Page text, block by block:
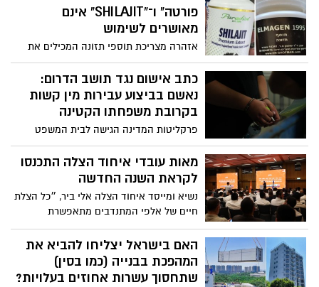
פורטה" ו־"SHILAJIT" אינם
מאושרים לשימוש
אזהרה מצריכת תוספי תזונה המכילים את
החומר "מומיו" / "שילג'יט"
כתב אישום נגד תושב הדרום:
נאשם בביצוע עבירות מין קשות
בקרובת משפחתו הקטינה
פרקליטות המדינה הגישה לבית המשפט
המחוזי בבאר שבע כתב אישום נגד תושב
הדרום, כבן 70, בגין ביצוע עבירות מין חמורות
בקרובת משפחתו
מאות עובדי איחוד הצלה התכנסו
לקראת השנה החדשה
נשיא ומייסד איחוד הצלה אלי ביר, ״כל הצלת
חיים של אלפי המתנדבים מתאפשרת
בזכותכם״ מנכ״ל הארגון פרופ׳ אהוד דודסון,
״בזכותכם הגענו להשגים חסרי תקדים
בהצלת חיים
האם בישראל יצליחו להביא את
המהפכת בבנייה (כמו בסין)
שתחסוך עשרות אחוזים בעלויות?